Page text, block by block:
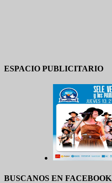
ESPACIO PUBLICITARIO
BUSCANOS EN FACEBOOK